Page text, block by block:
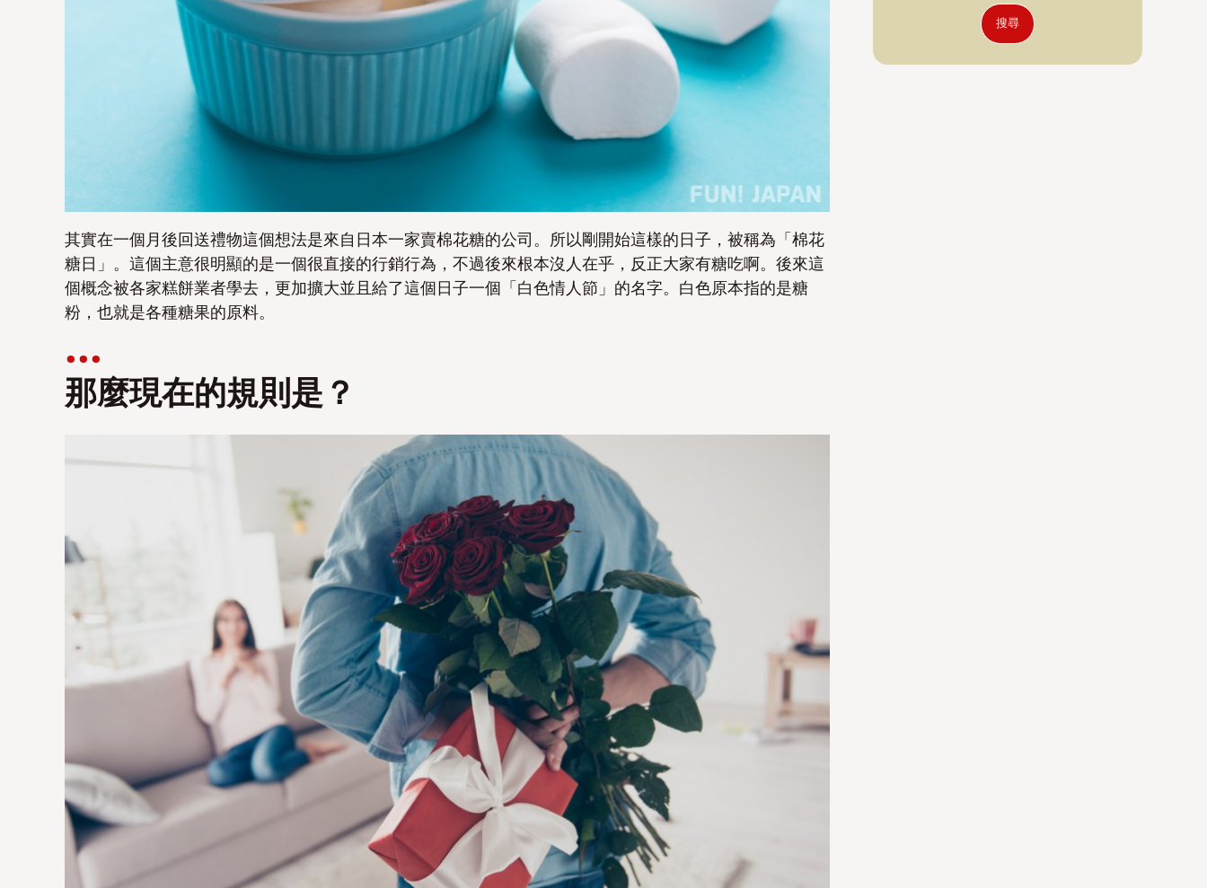
其實在一個月後回送禮物這個想法是來自日本一家賣棉花糖的公司。所以剛開始這樣的日子，被稱為「棉花
糖日」。 這個主意很明顯的是一個很直接的行銷行為，不過後來根本沒人在乎，反正大家有糖吃啊。 後來這
個概念被各家糕餅業者學去，更加擴大並且給了這個日子一個「白色情人節」的名字。白色原本指的是糖
粉，也就是各種糖果的原料。
那麼現在的規則是？
搜尋